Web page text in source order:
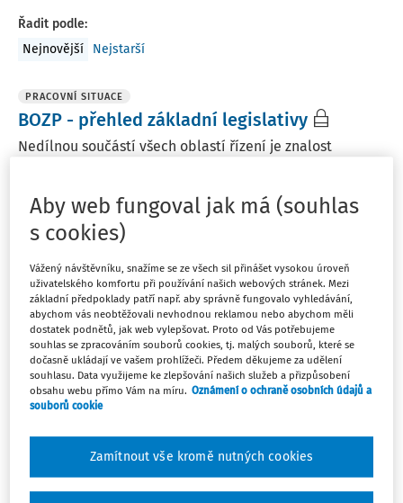
Řadit podle:
Nejnovější
Nejstarší
PRACOVNÍ SITUACE
BOZP - přehled základní legislativy
Nedílnou součástí všech oblastí řízení je znalost
zákonů a právních předpisů, jejich jednotlivých
ustanovení a současně vzájemně propojené právní ...
Jaroslav Kocián
Aktuální k:2. 1. 2013
PRACOVNÍ SITUACE
Povinnosti ředitele školy a zřizovatele v
souvislosti se školskou radou
PhDr. Mgr. Monika Puškinová Ph.D.
Aby web fungoval jak má (souhlas
s cookies)
Vážený návštěvníku, snažíme se ze všech sil přinášet vysokou úroveň
uživatelského komfortu při používání našich webových stránek. Mezi
základní předpoklady patří např. aby správně fungovalo vyhledávání,
abychom vás neobtěžovali nevhodnou reklamou nebo abychom měli
dostatek podnětů, jak web vylepšovat. Proto od Vás potřebujeme
souhlas se zpracováním souborů cookies, tj. malých souborů, které se
dočasně ukládají ve vašem prohlížeči. Předem děkujeme za udělení
souhlasu. Data využijeme ke zlepšování našich služeb a přizpůsobení
obsahu webu přímo Vám na míru. Oznámení o ochraně osobních údajů a
souborů cookie
Zamítnout vše kromě nutných cookies